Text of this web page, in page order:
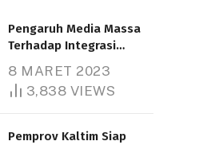
Pengaruh Media Massa
Terhadap Integrasi
8 MARET 2023
3,838 VIEWS
Pemprov Kaltim Siap